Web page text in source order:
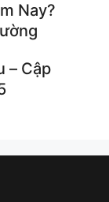
Nay?
– Cập